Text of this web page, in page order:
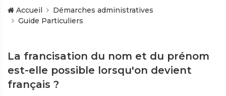
Accueil
Démarches administratives
Guide Particuliers
La francisation du nom et du prénom
est-elle possible lorsqu'on devient
français ?